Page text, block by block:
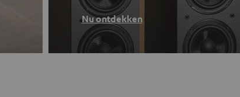
Nu ontdekken